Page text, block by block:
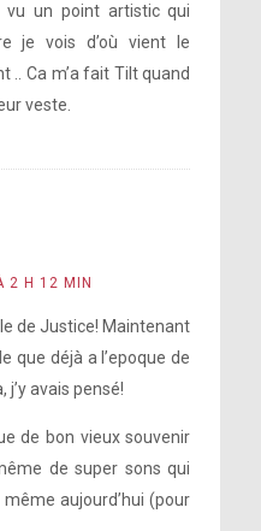
vu un point artistic qui
je vois d’où vient le
.. Ca m’a fait Tilt quand
veste.
2 H 12 MIN
de Justice! Maintenant
que déjà a l’epoque de
j’y avais pensé!
de bon vieux souvenir
de super sons qui
aujourd’hui (pour